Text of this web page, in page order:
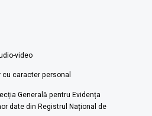
video
caracter personal
Generală pentru Evidența
date din Registrul Național de